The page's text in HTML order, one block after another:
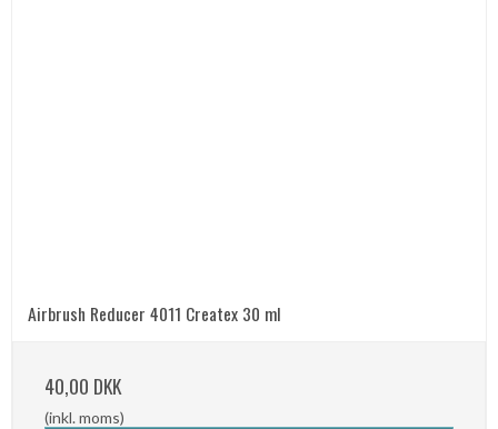
Airbrush Reducer 4011 Createx 30 ml
40,00 DKK
(inkl. moms)